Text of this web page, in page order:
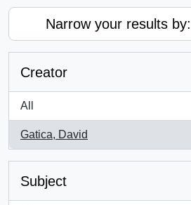
Narrow your results by:
Creator
All
Gatica, David
, 1 results
Subject